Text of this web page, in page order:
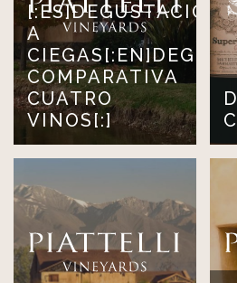
[:ES]DEGUSTACIÓN
A
COMPARATIVA
CUATRO
VINOS[:]